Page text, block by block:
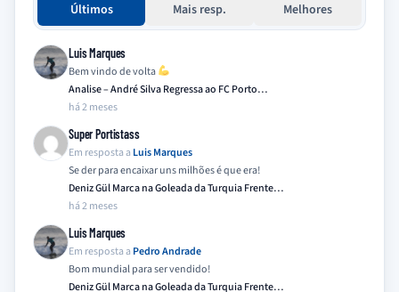
Últimos Mais resp. Melhores
Luis Marques
Bem vindo de volta
Analise – André Silva Regressa ao FC Porto…
há 2 meses
Super Portistass
Em resposta a Luis Marques
Se der para encaixar uns milhões é que era!
Deniz Gül Marca na Goleada da Turquia Frente…
há 2 meses
Luis Marques
Em resposta a Pedro Andrade
Bom mundial para ser vendido!
Deniz Gül Marca na Goleada da Turquia Frente…